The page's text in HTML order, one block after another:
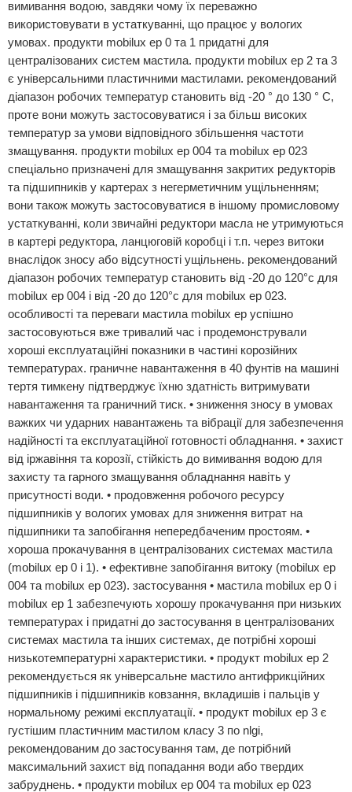
вимивання водою, завдяки чому їх переважно
використовувати в устаткуванні, що працює у вологих
умовах. продукти mobilux ep 0 та 1 придатні для
централізованих систем мастила. продукти mobilux ep 2 та 3
є універсальними пластичними мастилами. рекомендований
діапазон робочих температур становить від -20 ° до 130 ° C,
проте вони можуть застосовуватися і за більш високих
температур за умови відповідного збільшення частоти
змащування. продукти mobilux ep 004 та mobilux ep 023
спеціально призначені для змащування закритих редукторів
та підшипників у картерах з негерметичним ущільненням;
вони також можуть застосовуватися в іншому промисловому
устаткуванні, коли звичайні редуктори масла не утримуються
в картері редуктора, ланцюговій коробці і т.п. через витоки
внаслідок зносу або відсутності ущільнень. рекомендований
діапазон робочих температур становить від -20 до 120°c для
mobilux ep 004 і від -20 до 120°c для mobilux ep 023.
особливості та переваги мастила mobilux ep успішно
застосовуються вже тривалий час і продемонстрували
хороші експлуатаційні показники в частині корозійних
температурах. граничне навантаження в 40 фунтів на машині
тертя тимкену підтверджує їхню здатність витримувати
навантаження та граничний тиск. • зниження зносу в умовах
важких чи ударних навантажень та вібрації для забезпечення
надійності та експлуатаційної готовності обладнання. • захист
від іржавіння та корозії, стійкість до вимивання водою для
захисту та гарного змащування обладнання навіть у
присутності води. • продовження робочого ресурсу
підшипників у вологих умовах для зниження витрат на
підшипники та запобігання непередбаченим простоям. •
хороша прокачування в централізованих системах мастила
(mobilux ep 0 і 1). • ефективне запобігання витоку (mobilux ep
004 та mobilux ep 023). застосування • мастила mobilux ep 0 і
mobilux ep 1 забезпечують хорошу прокачування при низьких
температурах і придатні до застосування в централізованих
системах мастила та інших системах, де потрібні хороші
низькотемпературні характеристики. • продукт mobilux ep 2
рекомендується як універсальне мастило антифрикційних
підшипників і підшипників ковзання, вкладишів і пальців у
нормальному режимі експлуатації. • продукт mobilux ep 3 є
густішим пластичним мастилом класу 3 по nlgi,
рекомендованим до застосування там, де потрібний
максимальний захист від попадання води або твердих
забруднень. • продукти mobilux ep 004 та mobilux ep 023